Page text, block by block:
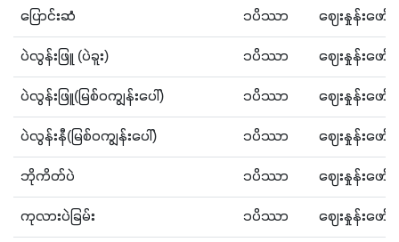
​ပြောင်းဆံ ၁ပိဿာ ဈေးနှုန်းဖေ
ပဲလွန်းဖြူ (ပဲခူး) ၁ပိဿာ ဈေးနှုန်းဖေ
ပဲလွန်းဖြူ(မြစ်၀ကျွန်းပေါ်) ၁ပိဿာ ဈေးနှုန်းဖေ
ပဲလွန်းနီ(မြစ်၀ကျွန်းပေါ်) ၁ပိဿာ ဈေးနှုန်းဖေ
ဘိုကိတ်ပဲ ၁ပိဿာ ဈေးနှုန်းဖေ
ကုလားပဲခြမ်း ၁ပိဿာ ဈေးနှုန်းဖေ